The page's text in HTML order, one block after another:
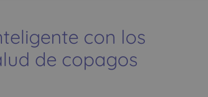
con los
de copagos